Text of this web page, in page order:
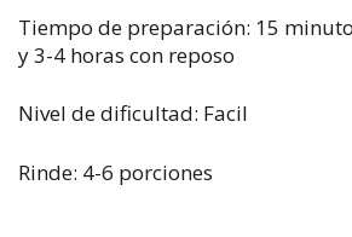
Tiempo de preparación: 15
y 3-4 horas con reposo
Nivel de dificultad: Facil
Rinde: 4-6 porciones